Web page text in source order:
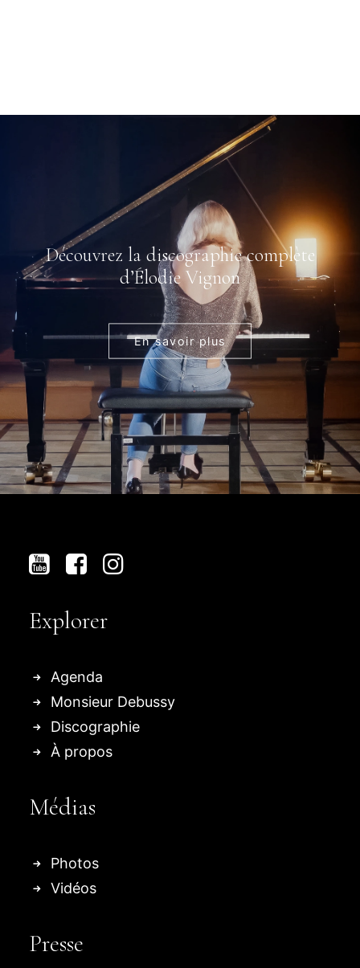
Découvrez la discographie complète
d’Élodie Vignon
En savoir plus
Explorer
Agenda
Monsieur Debussy
Discographie
À propos
Médias
Photos
Vidéos
Presse